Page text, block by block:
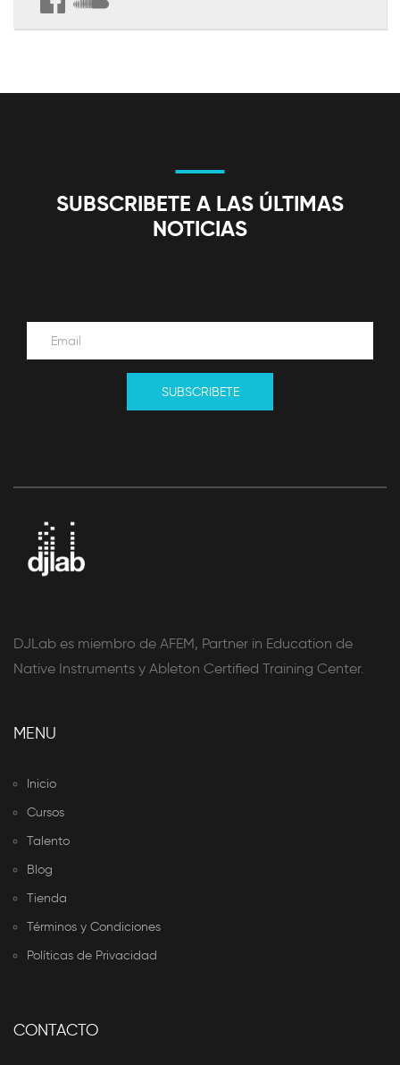
SUBSCRIBETE A LAS ÚLTIMAS
NOTICIAS
SUBSCRIBETE
DJLab es miembro de AFEM, Partner in Education de
Native Instruments y Ableton Certified Training Center.
MENU
Inicio
Cursos
Talento
Blog
Tienda
Términos y Condiciones
Políticas de Privacidad
CONTACTO